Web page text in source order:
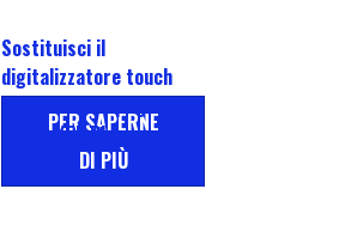
Sostituisci il
digitalizzatore touch
screen del display LCD
Honor X5b Plus
PER SAPERNE
DI PIÙ